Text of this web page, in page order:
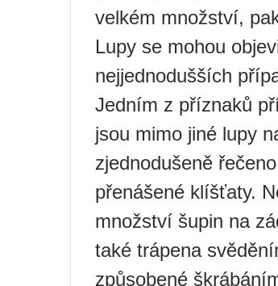
velkém množství,
Lupy se mohou
nejjednodušších
Jedním z příznaků
jsou mimo jiné lupy
zjednodušeně
přenášené klíšťaty.
množství šupin na
také trápena
způsobené